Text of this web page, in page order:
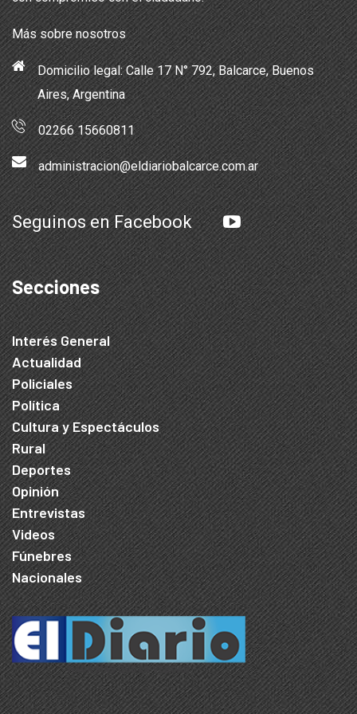
Más sobre nosotros
Domicilio legal: Calle 17 N° 792, Balcarce, Buenos
Aires, Argentina
02266 15660811
administracion@eldiariobalcarce.com.ar
Seguinos en Facebook
Secciones
Interés General
Actualidad
Policiales
Política
Cultura y Espectáculos
Rural
Deportes
Opinión
Entrevistas
Videos
Fúnebres
Nacionales